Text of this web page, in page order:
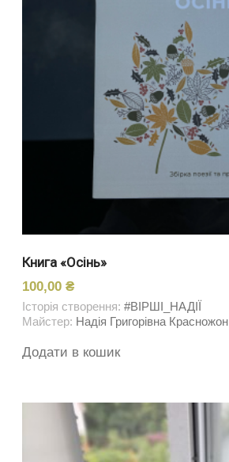
Книга «Осінь»
100,00₴
Історія створення: #ВІРШІ_НАДІЇ
Майстер: Надія Григорівна Красножон
Додати в кошик